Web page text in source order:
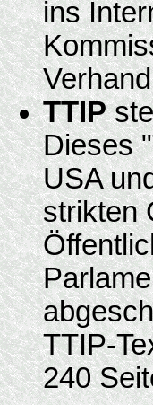
ins
TTIP
Dieses
USA
strikten
TTIP-
240